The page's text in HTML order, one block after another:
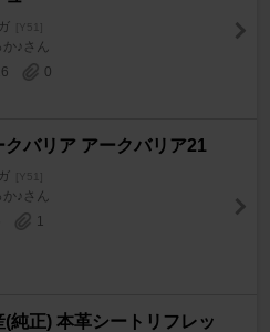
[Y51]
か♪さん
0
クバリア アークバリア21
[Y51]
か♪さん
1
(純正) 本革シートリフレッ